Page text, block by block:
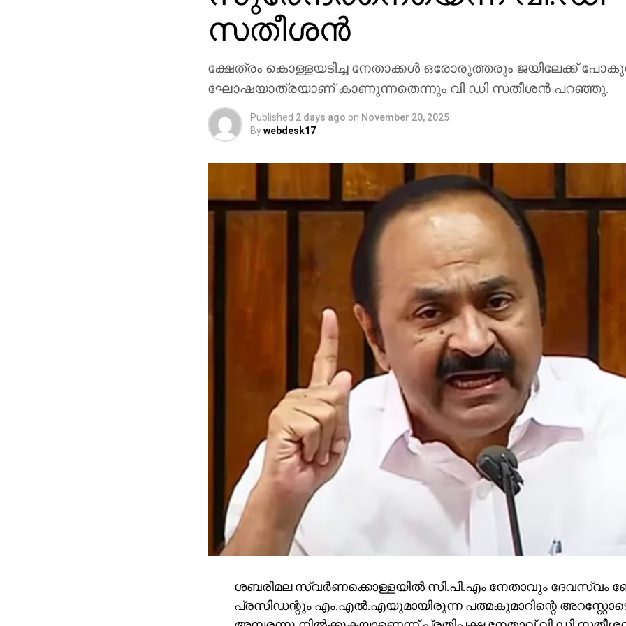
സതീശന്‍
ക്ഷേത്രം കൊള്ളയടിച്ച നേതാക്കള്‍ ഒരോരുത്തരും ജയിലേക്ക്
ഘോഷയാത്രയാണ് കാണുന്നതെന്നും വി ഡി സതീശന്‍ പറഞ്ഞു.
Published 2 days ago on November 20, 2025
Bywebdesk17
ശബരിമല സ്വര്‍ണക്കൊള്ളയില്‍ സി.പി.എം നേതാവും ദേവസ്വം
പ്രസിഡന്റും എം.എല്‍.എയുമായിരുന്ന പത്മകുമാറിന്റെ